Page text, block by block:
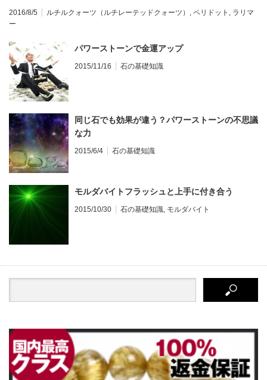
2016/8/5 ルチルクォーツ（ルチレーテッドクォーツ） ペリドット
ラリマ
ー
パワーストーンで金運アップ
2015/11/16 石の基礎知識
同じ石でも効果が違う？パワーストーンの不思議
な力
2015/6/4 石の基礎知識
モルダバイトフラッシュと上手に付き合う
2015/10/30 石の基礎知識 モルダバイト